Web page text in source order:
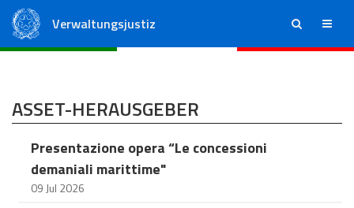
Verwaltungsjustiz ricerca menu
ASSET-HERAUSGEBER
Presentazione opera “Le concessioni
demaniali marittime"
09 Jul 2026